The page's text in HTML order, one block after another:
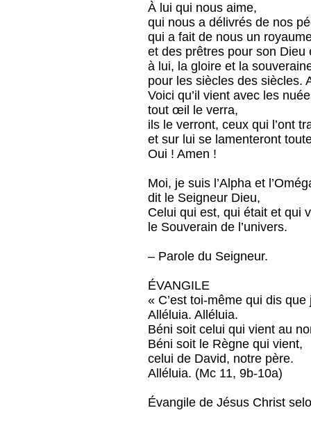
À lui qui nous aime,
qui nous a délivrés de nos
qui a fait de nous un
et des prêtres pour son Dieu
à lui, la gloire et la
pour les siècles des siècles.
Voici qu’il vient avec les
tout œil le verra,
ils le verront, ceux qui l’ont
et sur lui se lamenteront
Oui ! Amen !
Moi, je suis l’Alpha et
dit le Seigneur Dieu,
Celui qui est, qui était et qui
le Souverain de l’univers.
– Parole du Seigneur.
ÉVANGILE
« C’est toi-même qui dis
Alléluia. Alléluia.
Béni soit celui qui vient au
Béni soit le Règne qui vient,
celui de David, notre père.
Alléluia. (Mc 11, 9b-10a)
Évangile de Jésus Christ